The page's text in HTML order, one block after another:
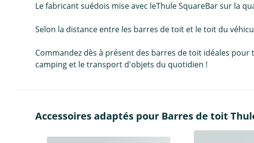
Le fabricant suédois mise avec leThule SquareBar sur la
Selon la distance entre les barres de toit et le toit du
Commandez dès à présent des barres de toit idéales
camping et le transport d'objets du quotidien !
Accessoires adaptés pour Barres de toit